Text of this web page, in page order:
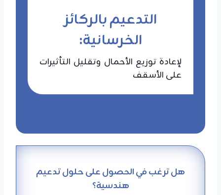
التدعيم بالركائز
الخرسانية:
لإعادة توزيع الأحمال وتقليل التأثيرات
على الأسقف
هل ترغب في الحصول على حلول تدعيم
هندسية؟